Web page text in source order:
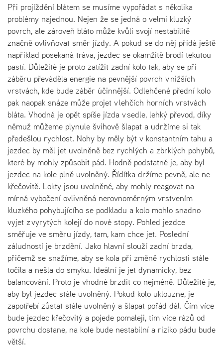
Při projíždění blátem se musíme vypořádat s několika
problémy najednou. Nejen že se jedná o velmi kluzký
povrch, ale zároveň bláto může kvůli svojí nestabilitě
značně ovlivňovat směr jízdy. A pokud se do něj přidá ještě
například posekaná tráva, jezdec se okamžitě brodí tekutou
pastí. Důležité je proto zatížit zadní kolo tak, aby se při
záběru převáděla energie na pevnější povrch v nižších
vrstvách, kde bude záběr účinnější. Odlehčené přední kolo
pak naopak snáze může projet v lehčích horních vrstvách
bláta. Vhodná je opět spíše jízda v sedle, lehký převod, díky
němuž můžeme plynule švihově šlapat a udržíme si tak
předešlou rychlost. Nohy by měly být v konstantním tahu a
jezdec by měl jet uvolněně bez rychlých a zbrklých pohybů,
které by mohly způsobit pád. Hodně podstatné je, aby byl
jezdec na kole plně uvolněný. Řídítka držíme pevně, ale ne
křečovitě. Lokty jsou uvolněné, aby mohly reagovat na
mírná vybočení ovlivněná nerovnoměrným vrstvením
kluzkého pohybujícího se podkladu a kolo mohlo snadno
vyjet z vyrytých kolejí do nové stopy. Pohled jezdce
směřuje ve směru jízdy, tam, kam chce jet. Poslední
záludností je brzdění. Jako hlavní slouží zadní brzda,
přičemž se snažíme, aby se kola při změně rychlosti stále
točila a nešla do smyku. Ideální je jet dynamicky, bez
balancování. Proto je vhodné brzdit co nejméně. Důležité je,
aby byl jezdec stále uvolněný. Pokud kolo uklouzne, je
zapotřebí zůstat stále uvolněný a šlapat pořád dál. Čím více
bude jezdec křečovitý a pojede pomaleji, tím více rázů od
povrchu dostane, na kole bude nestabilní a riziko pádu bude
větší.